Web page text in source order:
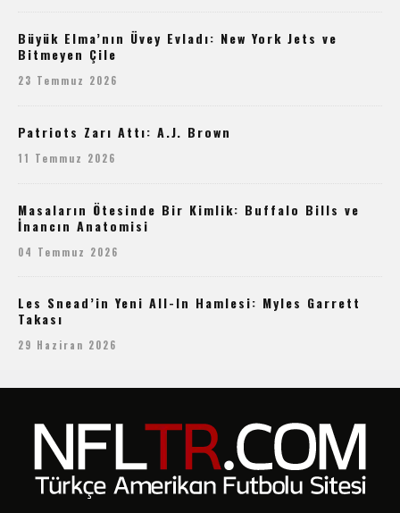
Büyük Elma’nın Üvey Evladı: New York Jets ve
Bitmeyen Çile
23 Temmuz 2026
Patriots Zarı Attı: A.J. Brown
11 Temmuz 2026
Masaların Ötesinde Bir Kimlik: Buffalo Bills ve
İnancın Anatomisi
04 Temmuz 2026
Les Snead’in Yeni All-In Hamlesi: Myles Garrett
Takası
29 Haziran 2026